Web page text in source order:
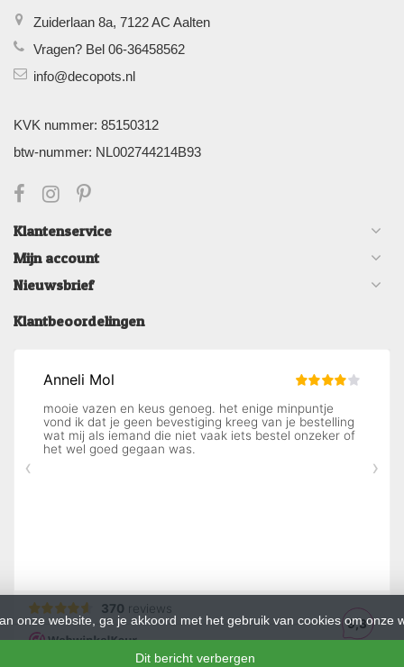
Zuiderlaan 8a, 7122 AC Aalten
Vragen? Bel 06-36458562
info@decopots.nl
KVK nummer: 85150312
btw-nummer: NL002744214B93
Klantenservice
Mijn account
Nieuwsbrief
Klantbeoordelingen
onze website, ga je akkoord met het gebruik van cookies om onze
Dit bericht verbergen